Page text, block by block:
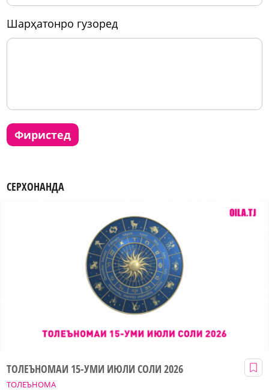
шарҳатонро гузоред
фиристед
СЕРХОНАНДА
ТОЛЕЪНОМА
ТОЛЕЪНОМАИ 15-УМИ ИЮЛИ СОЛИ 2026